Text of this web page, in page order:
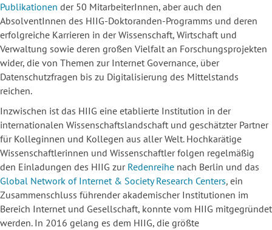
Publikationen der 50 MitarbeiterInnen, aber auch den
AbsolventInnen des HIIG-Doktoranden-Programms und deren
erfolgreiche Karrieren in der Wissenschaft, Wirtschaft und
Verwaltung sowie deren großen Vielfalt an Forschungsprojekten
wider, die von Themen zur Internet Governance, über
Datenschutzfragen bis zu Digitalisierung des Mittelstands
reichen.
Inzwischen ist das HIIG eine etablierte Institution in der
internationalen Wissenschaftslandschaft und geschätzter Partner
für Kolleginnen und Kollegen aus aller Welt. Hochkarätige
Wissenschaftlerinnen und Wissenschaftler folgen regelmäßig
den Einladungen des HIIG zur Redenreihe nach Berlin und das
Global Network of Internet & Society Research Centers, ein
Zusammenschluss führender akademischer Institutionen im
Bereich Internet und Gesellschaft, konnte vom HIIG mitgegründet
werden. In 2016 gelang es dem HIIG, die größte